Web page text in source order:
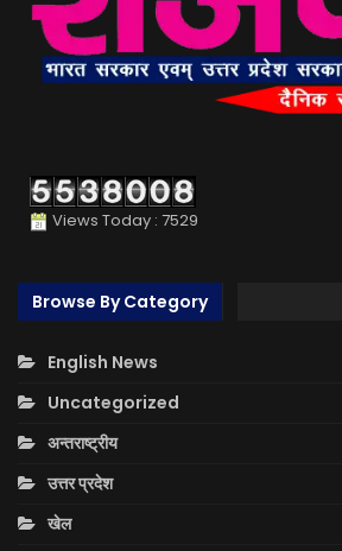
Views Today : 7529
Browse By Category
English News
Uncategorized
अन्तराष्ट्रीय
उत्तर प्रदेश
खेल